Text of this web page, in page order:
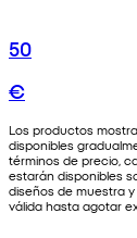
50
€
Los productos
disponibles
términos de precio,
estarán disponibles
diseños de muestra
válida hasta agotar